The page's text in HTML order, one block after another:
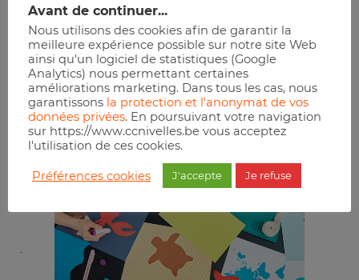
Réserver
Avant de continuer...
Nous utilisons des cookies afin de garantir la
meilleure expérience possible sur notre site Web
ainsi qu'un logiciel de statistiques (Google
Analytics) nous permettant certaines
améliorations marketing. Dans tous les cas, nous
garantissons la protection et l'anonymat de vos
données privées. En poursuivant votre navigation
sur https://www.ccnivelles.be vous acceptez
l'utilisation de ces cookies.
Préférences cookies J'accepte Je refuse